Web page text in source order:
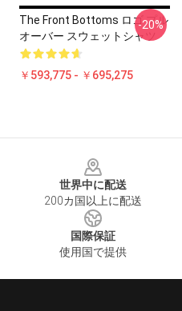
The Front Bottoms ロゴ プル
オーバー スウェットシャツ
￥593,775 - ￥695,275
-20%
世界中に配送
200カ国以上に配送
国際保証
使用国で提供